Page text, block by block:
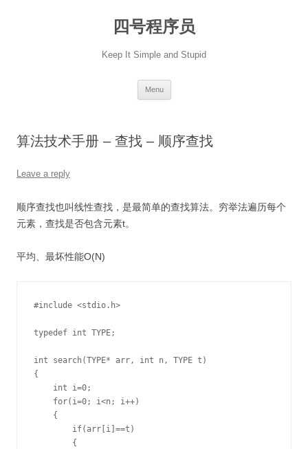
四号程序员
Keep It Simple and Stupid
Menu
算法技术手册 – 查找 – 顺序查找
Leave a reply
顺序查找也叫线性查找，是最简单的查找算法。穷举法遍历每个
元素，查找是否包含元素t。
平均、最坏性能O(N)
#include <stdio.h>
typedef int TYPE;
int search(TYPE* arr, int n, TYPE t)
{
    int i=0;
    for(i=0; i<n; i++)
    {
        if(arr[i]==t)
        {